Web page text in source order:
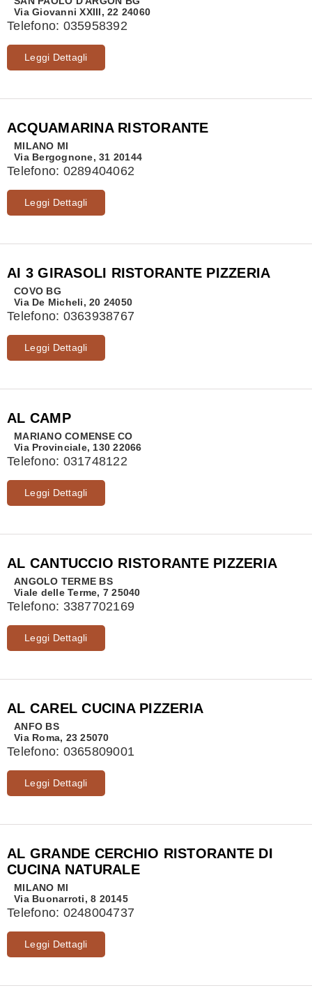
Via Giovanni XXIII, 22 24060
Telefono: 035958392
Leggi Dettagli
ACQUAMARINA RISTORANTE
MILANO MI
Via Bergognone, 31 20144
Telefono: 0289404062
Leggi Dettagli
AI 3 GIRASOLI RISTORANTE PIZZERIA
COVO BG
Via De Micheli, 20 24050
Telefono: 0363938767
Leggi Dettagli
AL CAMP
MARIANO COMENSE CO
Via Provinciale, 130 22066
Telefono: 031748122
Leggi Dettagli
AL CANTUCCIO RISTORANTE PIZZERIA
ANGOLO TERME BS
Viale delle Terme, 7 25040
Telefono: 3387702169
Leggi Dettagli
AL CAREL CUCINA PIZZERIA
ANFO BS
Via Roma, 23 25070
Telefono: 0365809001
Leggi Dettagli
AL GRANDE CERCHIO RISTORANTE DI
CUCINA NATURALE
MILANO MI
Via Buonarroti, 8 20145
Telefono: 0248004737
Leggi Dettagli